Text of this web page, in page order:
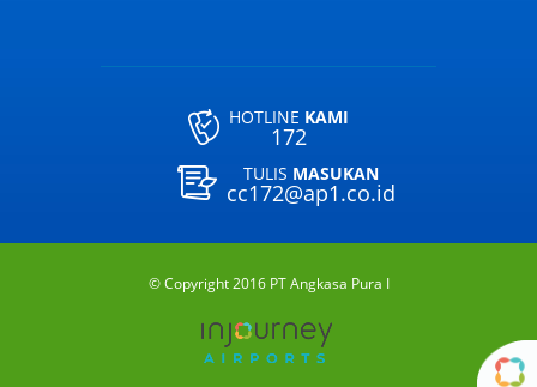
HOTLINE KAMI
172
TULIS MASUKAN
cc172@ap1.co.id
© Copyright 2016 PT Angkasa Pura I